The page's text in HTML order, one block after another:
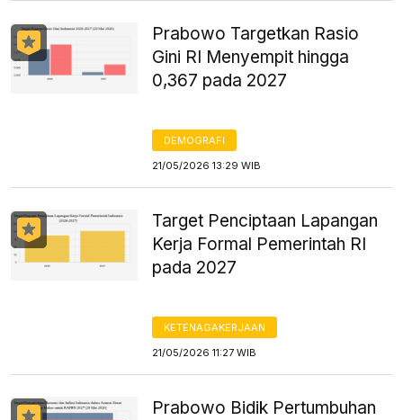
Prabowo Targetkan Rasio
Gini RI Menyempit hingga
0,367 pada 2027
DEMOGRAFI
21/05/2026 13:29 WIB
Target Penciptaan Lapangan
Kerja Formal Pemerintah RI
pada 2027
KETENAGAKERJAAN
21/05/2026 11:27 WIB
Prabowo Bidik Pertumbuhan